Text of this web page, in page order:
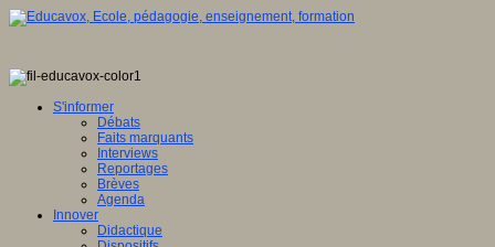
S'informer
Débats
Faits marquants
Interviews
Reportages
Brèves
Agenda
Innover
Didactique